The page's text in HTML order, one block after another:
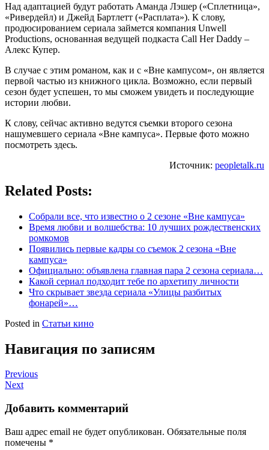
Над адаптацией будут работать Аманда Лэшер («Сплетница»,
«Ривердейл) и Джейд Бартлетт («Расплата»). К слову,
продюсированием сериала займется компания Unwell
Productions, основанная ведущей подкаста Call Her Daddy –
Алекс Купер.
В случае с этим романом, как и с «Вне кампусом», он является
первой частью из книжного цикла. Возможно, если первый
сезон будет успешен, то мы сможем увидеть и последующие
истории любви.
К слову, сейчас активно ведутся съемки второго сезона
нашумевшего сериала «Вне кампуса». Первые фото можно
посмотреть здесь.
Источник: peopletalk.ru
Related Posts:
Собрали все, что известно о 2 сезоне «Вне кампуса»
Время любви и волшебства: 10 лучших рождественских
ромкомов
Появились первые кадры со съемок 2 сезона «Вне
кампуса»
Официально: объявлена главная пара 2 сезона сериала…
Какой сериал подходит тебе по архетипу личности
Что скрывает звезда сериала «Улицы разбитых
фонарей»…
Posted in Статьи кино
Навигация по записям
Previous
Next
Добавить комментарий
Ваш адрес email не будет опубликован. Обязательные поля
помечены *